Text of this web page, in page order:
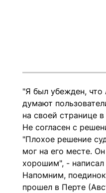
"Я был убежден, что
думают
на своей странице
Не согласен с
"Плохое решение
мог на его месте.
хорошим", -
Напомним,
прошел в Перте